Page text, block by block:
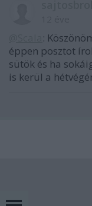
:
éppen posztot
sütök és ha
is kerül a